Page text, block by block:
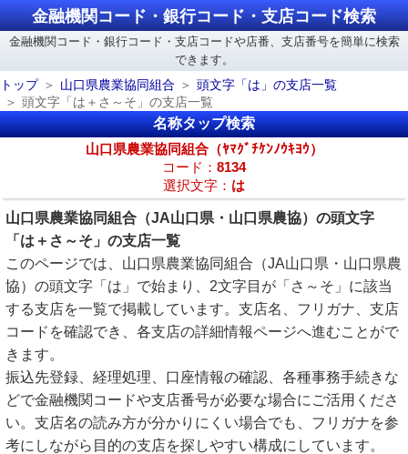
金融機関コード・銀行コード・支店コード検索
金融機関コード・銀行コード・支店コードや店番、支店番号を簡単に検索
できます。
トップ
山口県農業協同組合
頭文字「は」の支店一覧
頭文字「は＋さ～そ」の支店一覧
名称タップ検索
山口県農業協同組合（ﾔﾏｸﾞﾁｹﾝﾉｳｷﾖｳ）
コード： 8134
選択文字： は
山口県農業協同組合（JA山口県・山口県農協）の頭文字
「は＋さ～そ」の支店一覧
このページでは、山口県農業協同組合（JA山口県・山口県農
協）の頭文字「は」で始まり、2文字目が「さ～そ」に該当
する支店を一覧で掲載しています。支店名、フリガナ、支店
コードを確認でき、各支店の詳細情報ページへ進むことがで
きます。
振込先登録、経理処理、口座情報の確認、各種事務手続きな
どで金融機関コードや支店番号が必要な場合にご活用くださ
い。支店名の読み方が分かりにくい場合でも、フリガナを参
考にしながら目的の支店を探しやすい構成にしています。